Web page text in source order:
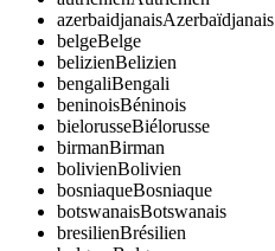
azerbaidjanaisAzerbaïdjanais
belgeBelge
belizienBelizien
bengaliBengali
beninoisBéninois
bielorusseBiélorusse
birmanBirman
bolivienBolivien
bosniaqueBosniaque
botswanaisBotswanais
bresilienBrésilien